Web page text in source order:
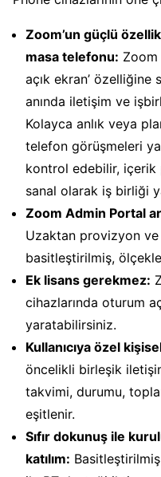
Zoom’un güçlü
masa telefonu: Zoom
açık ekran’
anında iletişim ve
Kolayca anlık veya
telefon görüşmeleri
kontrol edebilir, içerik
sanal olarak iş birliği
Zoom Admin Portal
Uzaktan provizyon
basitleştirilmiş,
Ek lisans gerekmez:
cihazlarında oturum
yaratabilirsiniz.
Kullanıcıya özel
öncelikli birleşik
takvimi, durumu,
eşitlenir.
Sıfır dokunuş ile
katılım: